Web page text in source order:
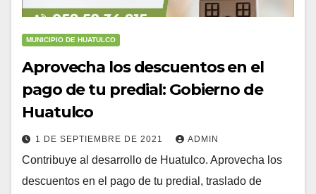
MUNICIPIO DE HUATULCO
Aprovecha los descuentos en el
pago de tu predial: Gobierno de
Huatulco
1 DE SEPTIEMBRE DE 2021 ADMIN
Contribuye al desarrollo de Huatulco. Aprovecha los
descuentos en el pago de tu predial, traslado de